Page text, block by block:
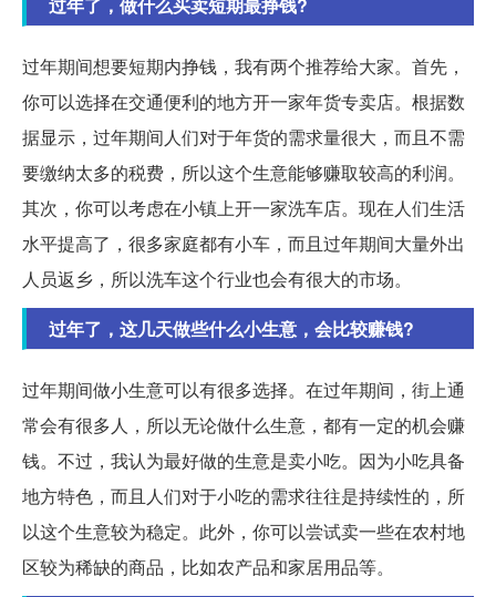
过年了，做什么买卖短期最挣钱?
过年期间想要短期内挣钱，我有两个推荐给大家。首先，
你可以选择在交通便利的地方开一家年货专卖店。根据数
据显示，过年期间人们对于年货的需求量很大，而且不需
要缴纳太多的税费，所以这个生意能够赚取较高的利润。
其次，你可以考虑在小镇上开一家洗车店。现在人们生活
水平提高了，很多家庭都有小车，而且过年期间大量外出
人员返乡，所以洗车这个行业也会有很大的市场。
过年了，这几天做些什么小生意，会比较赚钱?
过年期间做小生意可以有很多选择。在过年期间，街上通
常会有很多人，所以无论做什么生意，都有一定的机会赚
钱。不过，我认为最好做的生意是卖小吃。因为小吃具备
地方特色，而且人们对于小吃的需求往往是持续性的，所
以这个生意较为稳定。此外，你可以尝试卖一些在农村地
区较为稀缺的商品，比如农产品和家居用品等。